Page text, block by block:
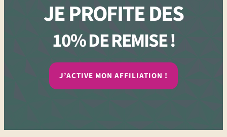
JE PROFITE DES
10% DE REMISE !
J’ACTIVE MON AFFILIATION !